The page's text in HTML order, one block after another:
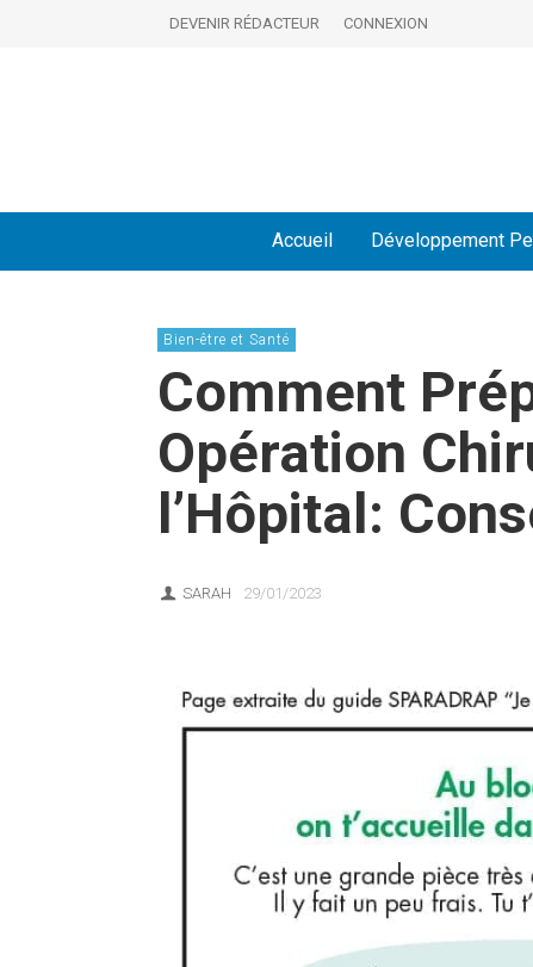
DEVENIR RÉDACTEUR CONNEXION
Accueil Développement
Bien-être et Santé
Comment
Opération
l’Hôpital:
SARAH 29/01/2023